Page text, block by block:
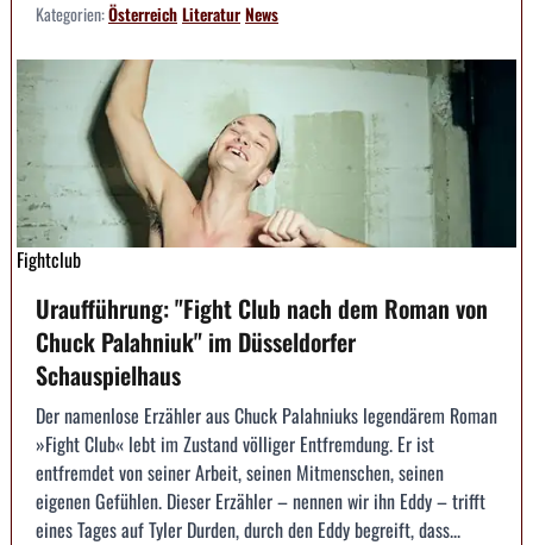
Kategorien:ÖsterreichLiteraturNews
Fightclub
Uraufführung: "Fight Club nach dem Roman von
Chuck Palahniuk" im Düsseldorfer
Schauspielhaus
Der namenlose Erzähler aus Chuck Palahniuks legendärem Roman
»Fight Club« lebt im Zustand völliger Entfremdung. Er ist
entfremdet von seiner Arbeit, seinen Mitmenschen, seinen
eigenen Gefühlen. Dieser Erzähler – nennen wir ihn Eddy – trifft
eines Tages auf Tyler Durden, durch den Eddy begreift, dass...